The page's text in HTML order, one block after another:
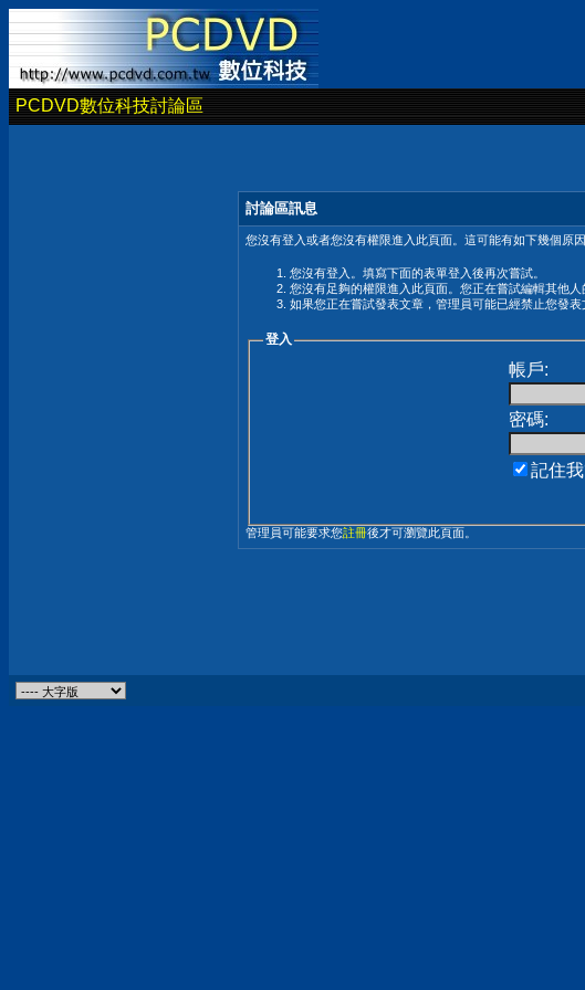
PCDVD數位科技討論區
討論區訊息
您沒有登入或者您沒有權限進入此頁面。這可能有如下幾個原
您沒有登入。填寫下面的表單登入後再次嘗試。
您沒有足夠的權限進入此頁面。您正在嘗試編輯其他
如果您正在嘗試發表文章，管理員可能已經禁止您發表
登入
帳戶:
密碼:
記住
管理員可能要求您註冊後才可瀏覽此頁面。